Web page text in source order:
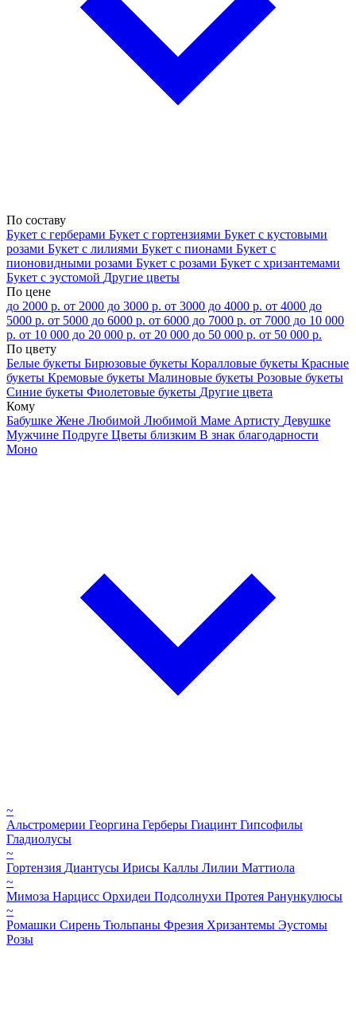
По составу
Букет с герберами Букет с гортензиями Букет с кустовыми
розами Букет с лилиями Букет с пионами Букет с
пионовидными розами Букет с розами Букет с хризантемами
Букет с эустомой Другие цветы
По цене
до 2000 р. от 2000 до 3000 р. от 3000 до 4000 р. от 4000 до
5000 р. от 5000 до 6000 р. от 6000 до 7000 р. от 7000 до 10 000
р. от 10 000 до 20 000 р. от 20 000 до 50 000 р. от 50 000 р.
По цвету
Белые букеты Бирюзовые букеты Коралловые букеты Красные
букеты Кремовые букеты Малиновые букеты Розовые букеты
Синие букеты Фиолетовые букеты Другие цвета
Кому
Бабушке Жене Любимой Любимой Маме Артисту Девушке
Мужчине Подруге Цветы близким В знак благодарности
Моно
~
Альстромерии Георгина Герберы Гиацинт Гипсофилы
Гладиолусы
~
Гортензия Диантусы Ирисы Каллы Лилии Маттиола
~
Мимоза Нарцисс Орхидеи Подсолнухи Протея Ранункулюсы
~
Ромашки Сирень Тюльпаны Фрезия Хризантемы Эустомы
Розы